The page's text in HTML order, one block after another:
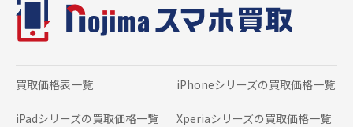
買取価格表一覧 iPhoneシリーズの 買取価格一覧
iPadシリーズの 買取価格一覧 Xperiaシリーズの 買取価格一覧